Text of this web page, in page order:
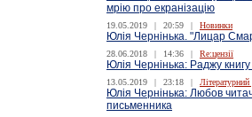
мрію про екранізацію
19.05.2019 | 20:59 | Новинки
Юлія Чернінька. "Лицар
28.06.2018 | 14:36 | Re:цензії
Юлія Чернінька: Раджу
13.05.2019 | 23:18 |
Юлія Чернінька: Любов
письменника